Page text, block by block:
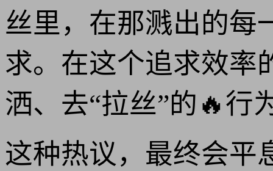
丝里，在那溅出的每
求。在这个追求效率
洒、去“拉丝”的🔥行
这种热议，最终会平